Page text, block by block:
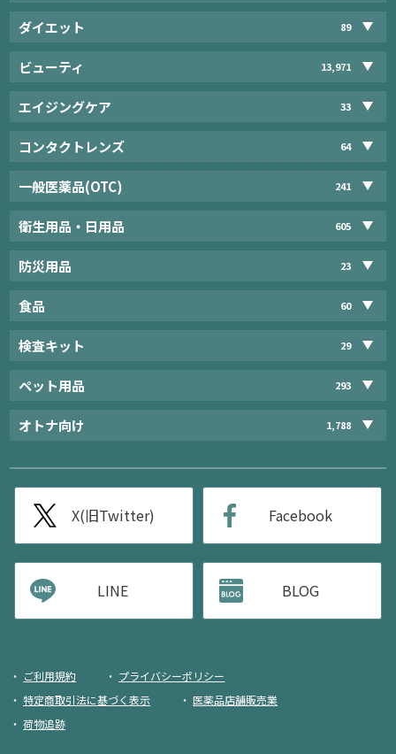
ダイエット 89
ビューティ 13,971
エイジングケア 33
コンタクトレンズ 64
一般医薬品(OTC) 241
衛生用品・日用品 605
防災用品 23
食品 60
検査キット 29
ペット用品 293
オトナ向け 1,788
X(旧Twitter) Facebook
LINE BLOG
ご利用規約
プライバシーポリシー
特定商取引法に基づく表示
医薬品店舗販売業
荷物追跡